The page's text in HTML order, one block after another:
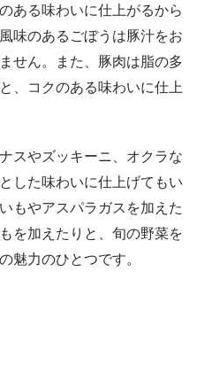
ある味わいに仕上がるから
味のあるごぼうは豚汁をお
せん。また、豚肉は脂の多
、コクのある味わいに仕上
スやズッキーニ、オクラな
した味わいに仕上げてもい
もやアスパラガスを加えた
を加えたりと、旬の野菜を
魅力のひとつです。